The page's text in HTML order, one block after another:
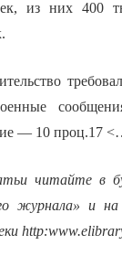
из них 400
— 10 проц.17
читайте в
журнала» и
http:www.